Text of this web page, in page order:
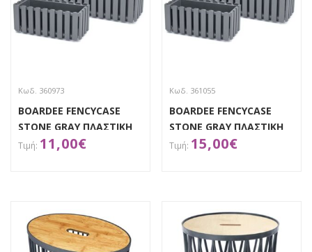
Κωδ. 360973
BOARDEE FENCYCASE
STONE GRAY ΠΛΑΣΤΙΚΗ
ΖΑΡΝΤΙΝΙΕΡΑ
11,00€
Κωδ. 361055
BOARDEE FENCYCASE
STONE GRAY ΠΛΑΣΤΙΚΗ
ΖΑΡΝΤΙΝΙΕΡΑ 58Χ18Χ6ΕΚ
15,00€